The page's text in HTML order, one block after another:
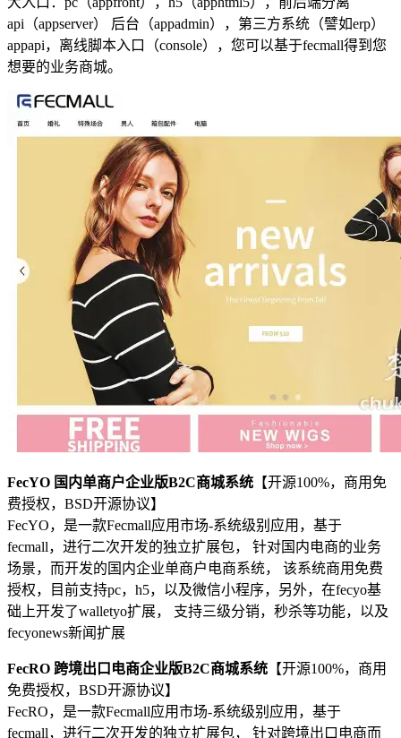
api（appserver） 后台（appadmin），第三方系统（譬如erp）
appapi，离线脚本入口（console），您可以基于fecmall得到您
想要的业务商城。
FecYO 国内单商户企业版B2C商城系统 【开源100%，商用免
费授权，BSD开源协议】
FecYO，是一款Fecmall应用市场-系统级别应用，基于
fecmall，进行二次开发的独立扩展包， 针对国内电商的业务
场景，而开发的国内企业单商户电商系统， 该系统商用免费
授权，目前支持pc，h5，以及微信小程序，另外，在fecyo基
础上开发了walletyo扩展， 支持三级分销，秒杀等功能，以及
fecyonews新闻扩展
FecRO 跨境出口电商企业版B2C商城系统 【开源100%，商用
免费授权，BSD开源协议】
FecRO，是一款Fecmall应用市场-系统级别应用，基于
fecmall，进行二次开发的独立扩展包， 针对跨境出口电商而